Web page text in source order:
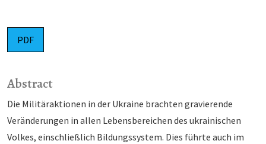
PDF
Abstract
Die Militäraktionen in der Ukraine brachten gravierende
Veränderungen in allen Lebensbereichen des ukrainischen
Volkes, einschließlich Bildungssystem. Dies führte auch im